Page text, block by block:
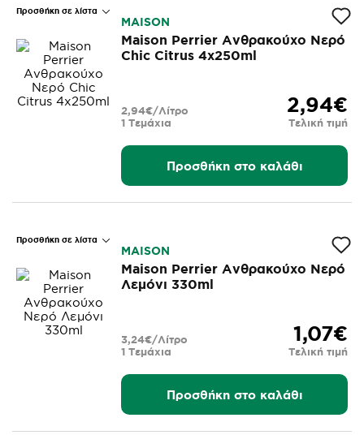
Προσθήκη σε λίστα
MAISON
Maison Perrier Ανθρακούχο Νερό
Chic Citrus 4x250ml
2,94€
Τελική τιμή
1 Τεμάχια
2,94€/Λίτρο
Προσθήκη στο καλάθι
Προσθήκη σε λίστα
MAISON
Maison Perrier Ανθρακούχο Νερό
Λεμόνι 330ml
1,07€
Τελική τιμή
1 Τεμάχια
3,24€/Λίτρο
Προσθήκη στο καλάθι